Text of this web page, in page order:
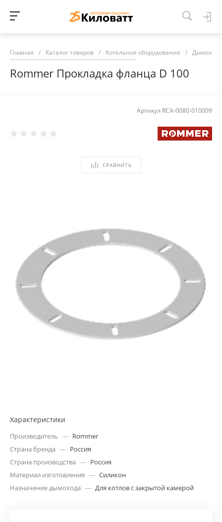
Главная / Каталог товаров / Котельное оборудование /
Rommer Прокладка фланца D 100
Артикул RCA-0080-010009
СРАВНИТЬ
Характеристики
Производитель — Rommer
Страна бренда — Россия
Страна производства — Россия
Материал изготовления — Силикон
Назначение дымохода — Для котлов с закрытой камерой